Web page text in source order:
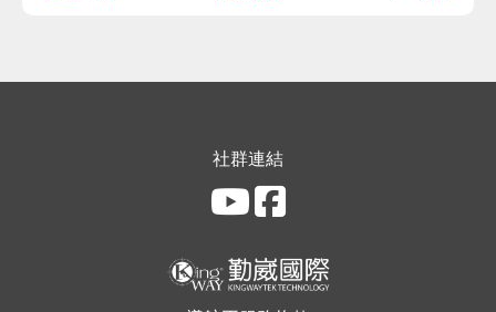
社群連結